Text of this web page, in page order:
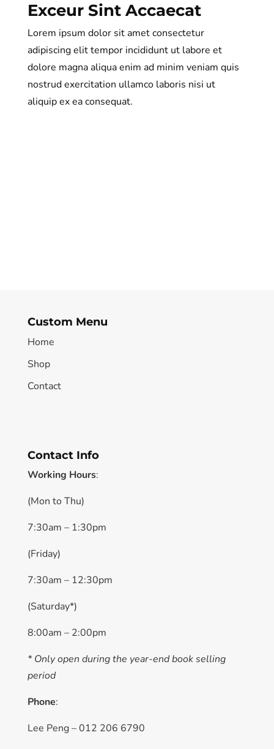
Exceur Sint Accaecat
Lorem ipsum dolor sit amet consectetur
adipiscing elit tempor incididunt ut labore et
dolore magna aliqua enim ad minim veniam quis
nostrud exercitation ullamco laboris nisi ut
aliquip ex ea consequat.
Custom Menu
Home
Shop
Contact
Contact Info
Working Hours:
(Mon to Thu)
7:30am – 1:30pm
(Friday)
7:30am – 12:30pm
(Saturday*)
8:00am – 2:00pm
* Only open during the year-end book selling
period
Phone:
Lee Peng – 012 206 6790